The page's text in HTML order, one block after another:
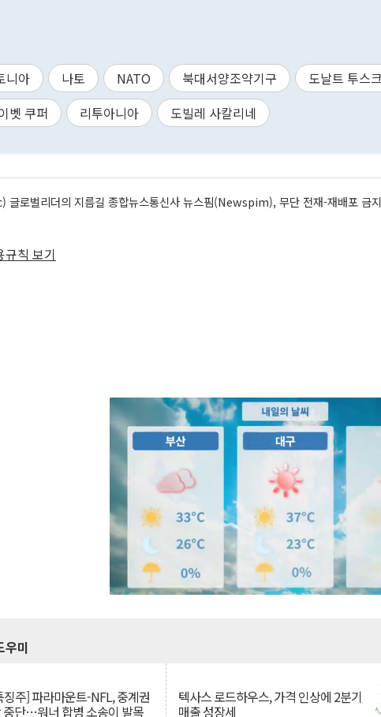
니아 나토 NATO 북대서양조약기구
도날트 투스크
벳 쿠퍼 리투아니아 도빌레 사칼리네
글로벌리더의 지름길 종합뉴스통신사 뉴스핌(Newspim), 무단 전재-재배포 금
규칙 보기
우미
징주] 파라마운트-NFL, 중계권
중단…워너 합병 소송이 발목
텍사스 로드하우스, 가격 인상에 2분기
매출 성장세